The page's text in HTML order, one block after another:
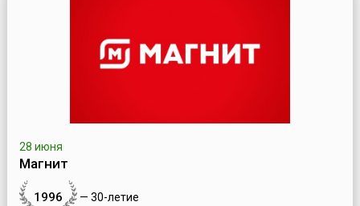
28 июня
Магнит
1996 — 30-летие